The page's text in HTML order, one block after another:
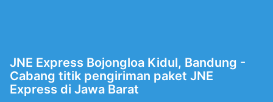
JNE Express Bojongloa Kidul, Bandung -
Cabang titik pengiriman paket JNE
Express di Jawa Barat